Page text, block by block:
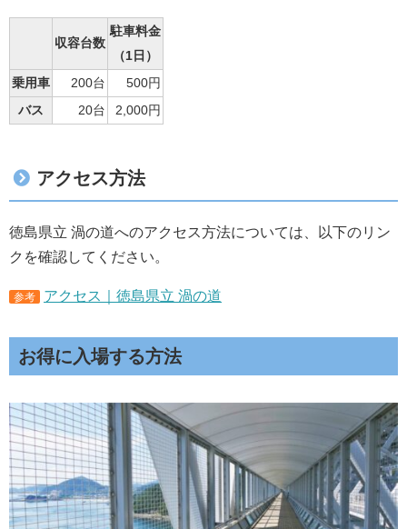
収容台数
駐車料金
（1日）
乗用車
200台
500円
バス
20台 2,000円
アクセス方法
徳島県立 渦の道へのアクセス方法については、以下のリン
クを確認してください。
参考 アクセス｜徳島県立 渦の道
お得に入場する方法